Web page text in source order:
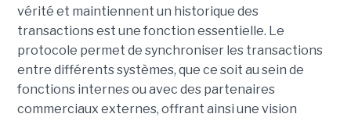
vérité et maintiennent un historique des
transactions est une fonction essentielle. Le
protocole permet de synchroniser les transactions
entre différents systèmes, que ce soit au sein de
fonctions internes ou avec des partenaires
commerciaux externes, offrant ainsi une vision